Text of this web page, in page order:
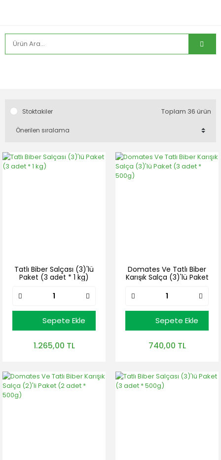
Stoktakiler Toplam 36 ürün
Tatlı Biber Salçası (3)'lü
Paket (3 adet * 1 kg)
Sepete Ekle
1.265,00 TL
Domates Ve Tatlı Biber
Karışık Salça (3)'lü Paket
Sepete Ekle
740,00 TL